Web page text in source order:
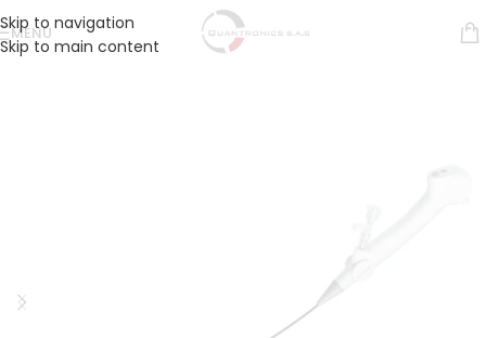
Skip to navigation
Skip to main content
MENÚ